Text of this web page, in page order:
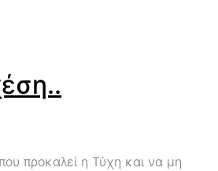
προκαλεί η Τύχη και να μη